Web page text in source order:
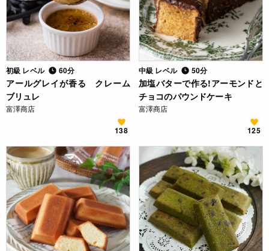
初級 レベル 60分
アールグレイが香る クレーム
ブリュレ
富澤商店
138
中級 レベル 50分
加塩バターで作る!アーモンドと
チョコのパウンドケーキ
富澤商店
125